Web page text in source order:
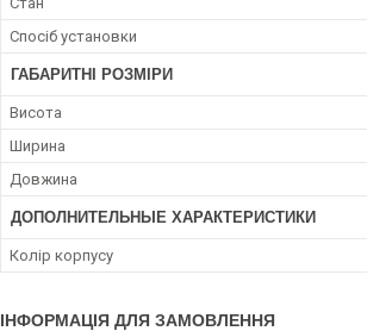
Спосіб установки
ГАБАРИТНІ РОЗМІРИ
Висота
Ширина
Довжина
ДОПОЛНИТЕЛЬНЫЕ ХАРАКТЕРИСТИКИ
Колір корпусу
ІНФОРМАЦІЯ ДЛЯ ЗАМОВЛЕННЯ